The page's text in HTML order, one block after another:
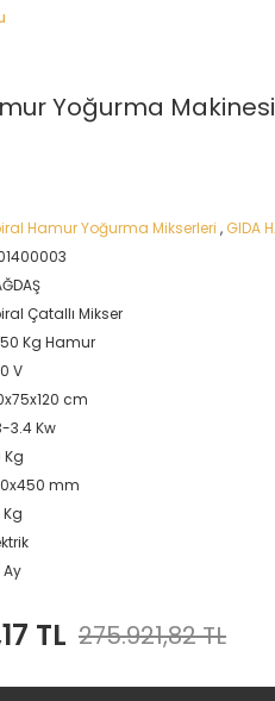
Yoğurma
Hamur Yoğurma Mikserleri , GIDA
Çatallı Mikser
Kg Hamur
V
cm
3.4 Kw
Kg
mm
Ay
TL 275.921,82 TL